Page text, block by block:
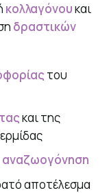
κολλαγόνουκαι
δραστικών
του
και της
αναζωογόνηση
αποτέλεσμα